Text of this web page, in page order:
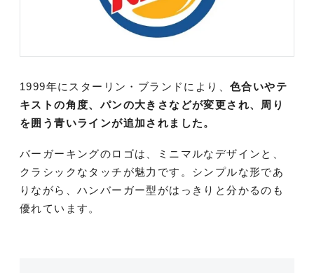
1999年にスターリン・ブランドにより、 色合いやテ
キストの角度、パンの大きさなどが変更され、周り
を囲う青いラインが追加されました。
バーガーキングのロゴは、ミニマルなデザインと、
クラシックなタッチが魅力です。シンプルな形であ
りながら、ハンバーガー型がはっきりと分かるのも
優れています。